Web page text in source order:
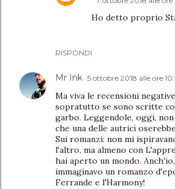
RISPONDI
Ho detto proprio
Mr Ink 5 ottobre 2018 alle ore
Ma viva le recensioni
sopratutto se sono scritte
garbo. Leggendole, oggi,
che una delle autrici
Sui romanzi: non mi
l'altro, ma almeno con
hai aperto un mondo.
immaginavo un romanzo
Ferrande e l'Harmony!